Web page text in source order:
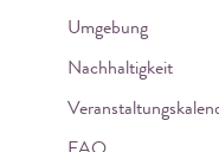
Umgebung
Nachhaltigkeit